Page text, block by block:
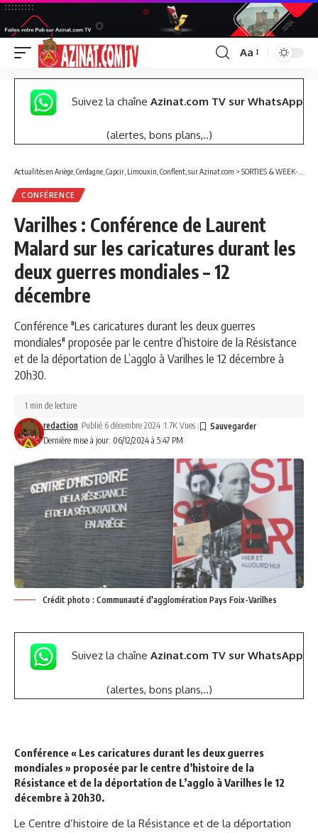
Font
Resizer
Aa
Suivez la chaîne Azinat.com TV sur WhatsApp
(alertes, bons plans,..)
Actualités en Ariège, Cerdagne, Capcir, Limouxin, Conflent, sur Azinat.com > SORTIES & WEEK-END
CONFÉRENCE
Varilhes : Conférence de Laurent
Malard sur les caricatures durant les
deux guerres mondiales – 12
décembre
Conférence "Les caricatures durant les deux guerres
mondiales" proposée par le centre d’histoire de la Résistance
et de la déportation de L’agglo à Varilhes le 12 décembre à
20h30.
Dernière mise à jour: 06/12/2024 à 5:47 PM
redaction Publié 6 décembre 2024 1.7K Vues
1 min de lecture
Crédit photo : Communauté d'agglomération Pays Foix-Varilhes
Suivez la chaîne Azinat.com TV sur WhatsApp
(alertes, bons plans,..)
Conférence « Les caricatures durant les deux guerres
mondiales » proposée par le centre d’histoire de la
Résistance et de la déportation de L’agglo à Varilhes le 12
décembre à 20h30.
Le Centre d’histoire de la Résistance et de la déportation